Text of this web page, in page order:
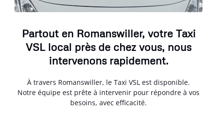
Partout en Romanswiller, votre Taxi
VSL local près de chez vous, nous
intervenons rapidement.
À travers Romanswiller, le Taxi VSL est disponible.
Notre équipe est prête à intervenir pour répondre à vos
besoins, avec efficacité.